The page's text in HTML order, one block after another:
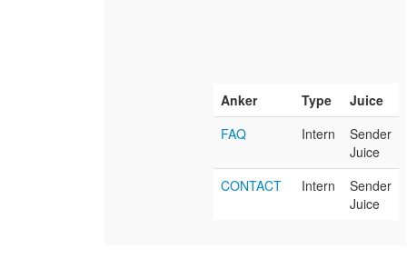
Anker Type
Juice
FAQ
Intern
Sender
Juice
CONTACT
Intern
Sender
Juice